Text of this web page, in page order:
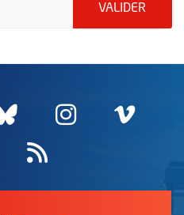
VALIDER
fenêtre
une nouvelle
Bluesky
, Ouvre une
Instagram
, Ouvre
,
une
Flux RSS